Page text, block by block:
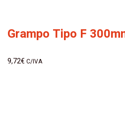
Grampo Tipo F
9,72€ C/IVA